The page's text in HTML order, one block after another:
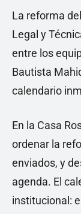
La reforma
Legal y
entre los
Bautista
calendario
En la Casa
ordenar la
enviados, y
agenda. El
institucional: